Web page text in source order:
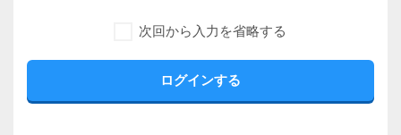
次回から入力を省略する